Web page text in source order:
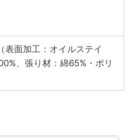
表面加工：オイルステイ
、張り材：綿65%・ポリ